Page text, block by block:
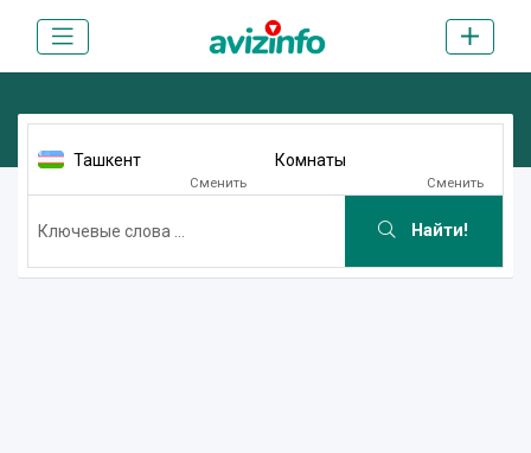
Ташкент
Сменить
Комнаты
Сменить
Найти!